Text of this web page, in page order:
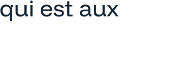
est aux